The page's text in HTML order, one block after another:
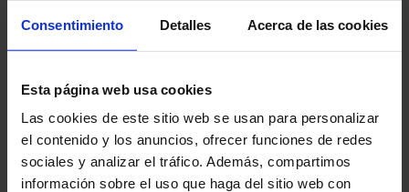
Consentimiento Detalles Acerca de las cookies
Esta página web usa cookies
Las cookies de este sitio web se usan para personalizar
el contenido y los anuncios, ofrecer funciones de redes
sociales y analizar el tráfico. Además, compartimos
información sobre el uso que haga del sitio web con
Procedimiento sin incisiones (ausencia de cicatrices
Menos dolor.
Disminución del riesgo de infección.